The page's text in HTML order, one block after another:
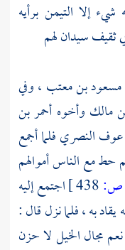
إلا التيمن برأيه
ثقيفسيدان لهم
بن معتب ، وفي
مالك وأخوه أحمر بن
النصريفلما أجمع
حط مع الناس أموالهم
ص:
اجتمع إليه
به ، فلما نزل قال :
مجال الخيل لا حزن